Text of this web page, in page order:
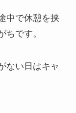
中で休憩を挟
ちです。
ない日はキャ